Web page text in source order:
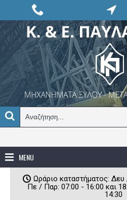
MENU
Ωράριο καταστήματος:
Πε / Παρ: 07:00 - 16:00 και
14:30